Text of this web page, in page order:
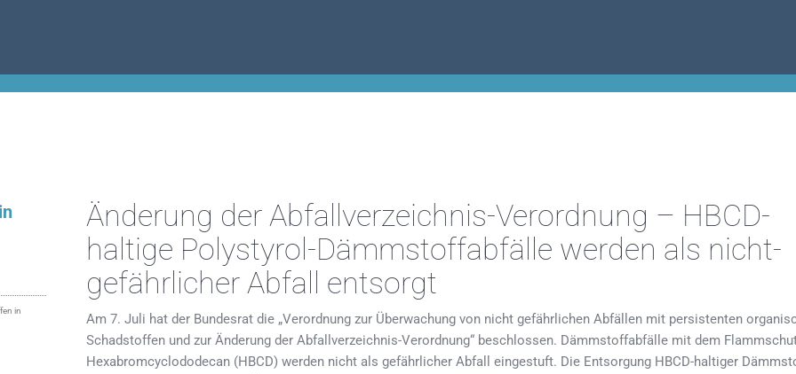
in
Änderung der Abfallverzeichnis-Verordnung – HBCD-
haltige Polystyrol-Dämmstoffabfälle werden als nicht-
gefährlicher Abfall entsorgt
Am 7. Juli hat der Bundesrat die „Verordnung zur Überwachung von nicht gefährlichen Abfällen mit persistenten
Schadstoffen und zur Änderung der Abfallverzeichnis-Verordnung“ beschlossen. Dämmstoffabfälle mit dem
Hexabromcyclododecan (HBCD) werden nicht als gefährlicher Abfall eingestuft. Die Entsorgung HBCD-haltiger